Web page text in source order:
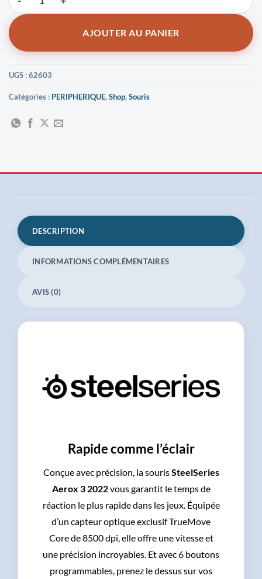
quantité de SteelSeries Aerox 3 2022 (Snow)
AJOUTER AU PANIER
UGS :62603
Catégories : PERIPHERIQUE,Shop,Souris
DESCRIPTION
INFORMATIONS COMPLÉMENTAIRES
AVIS (0)
Rapide comme l’éclair
Conçue avec précision, la sourisSteelSeries
Aerox 3 2022vous garantit le temps de
réaction le plus rapide dans les jeux. Équipée
d’un capteur optique exclusif TrueMove
Core de 8500 dpi, elle offre une vitesse et
une précision incroyables. Et avec 6 boutons
programmables, prenez le dessus sur vos